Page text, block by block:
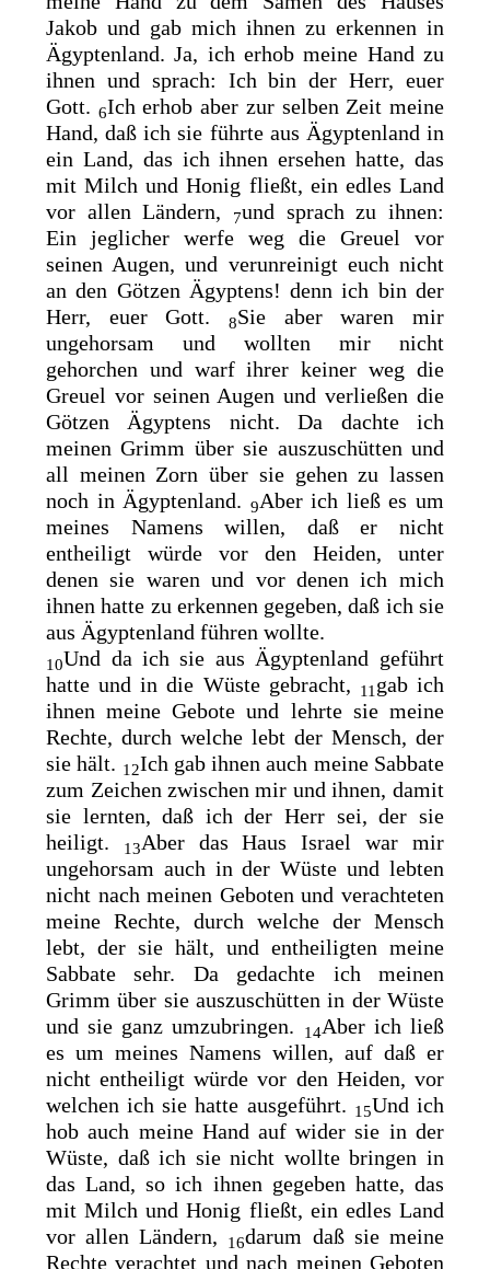
Jakob und gab mich ihnen zu erkennen in
Ägyptenland. Ja, ich erhob meine Hand zu
ihnen und sprach: Ich bin der Herr, euer
Gott. 6Ich erhob aber zur selben Zeit meine
Hand, daß ich sie führte aus Ägyptenland in
ein Land, das ich ihnen ersehen hatte, das
mit Milch und Honig fließt, ein edles Land
vor allen Ländern,
7und sprach zu ihnen:
Einjeglicher werfe weg die Greuel vor
seinen Augen, und verunreinigt euch nicht
an den Götzen Ägyptens! denn ich bin der
Herr, euer Gott.
8Sie aber waren mir
ungehorsam und wollten mir nicht
gehorchen und warf ihrer keiner weg die
Greuel vor seinen Augen und verließen die
Götzen Ägyptens nicht. Da dachte ich
meinen Grimm über sie auszuschütten und
all meinen Zorn über sie gehen zu lassen
noch in Ägyptenland. 9Aber ich ließ es um
meines Namens willen, daß er nicht
entheiligt würde vor den Heiden, unter
denen sie waren und vor denen ich mich
ihnen hatte zu erkennen gegeben, daß ich sie
aus Ägyptenland führen wollte.
10Und da ich sie aus Ägyptenland geführt
hatte und in die Wüste gebracht,
11 gab ich
ihnen meine Gebote und lehrte sie meine
Rechte,durch welche lebt der Mensch, der
sie hält. 12Ich gab ihnen auch meine Sabbate
zum Zeichen zwischen mir und ihnen, damit
sie lernten, daß ich der Herr sei, der sie
heiligt.
13Aber das Haus Israel war mir
ungehorsam auch in der Wüste und lebten
nicht nach meinen Geboten und verachteten
meine Rechte, durch welche der Mensch
lebt, der sie hält, und entheiligten meine
Sabbate sehr. Da gedachte ich meinen
Grimm über sie auszuschütten in der Wüste
und sie ganz umzubringen.
14Aber ich ließ
es um meines Namens willen, auf daß er
nicht entheiligt würde vor den Heiden, vor
welchen ich sie hatte ausgeführt. 15Und ich
hobauch meine Hand auf wider sie in der
Wüste, daß ich sie nicht wollte bringen in
das Land, so ich ihnen gegeben hatte, das
mit Milch und Honig fließt, ein edles Land
vor allen Ländern,
16darum daß sie meine
Rechte verachtet und nach meinen Geboten